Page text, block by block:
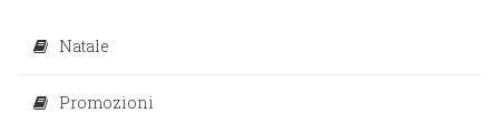
Natale
Promozioni